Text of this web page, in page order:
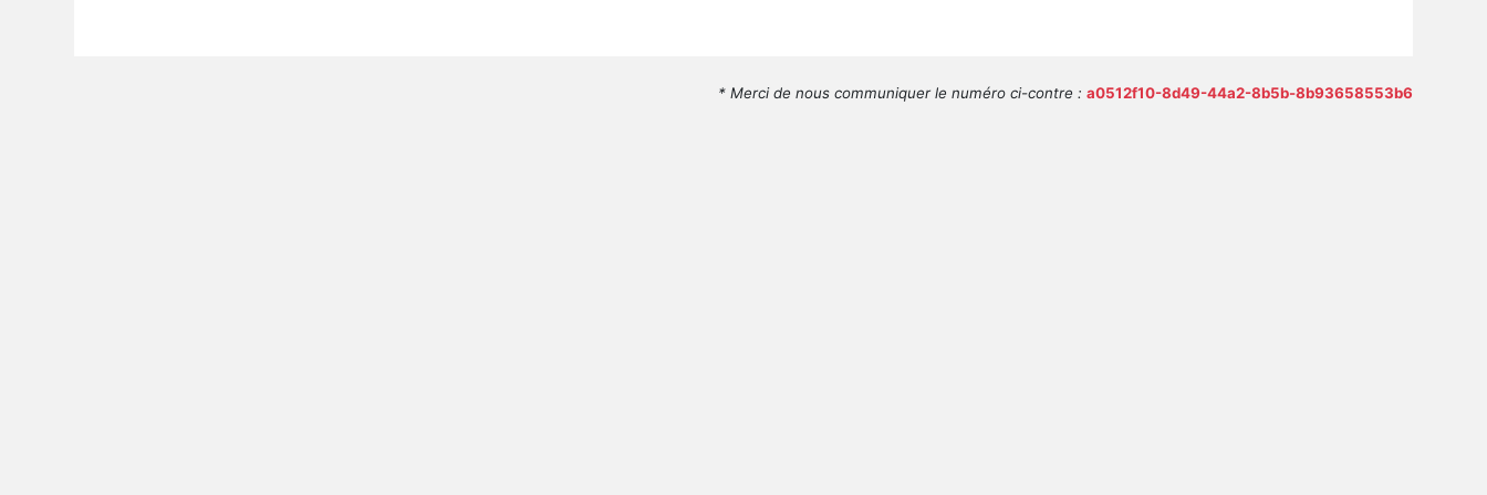
* Merci de nous communiquer le numéro ci-contre : a0512f10-8d49-44a2-8b5b-8b93658553b6